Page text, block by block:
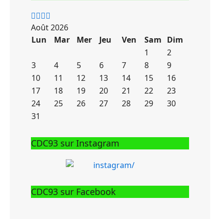
Année
précédente
Mois
précédent
Année
suivante
Mois
suivant
Août 2026
Lun
Mar Mer Jeu Ven Sam Dim
1
2
3
4 5 6 7 8
9
10
11 12 13 14 15
16
17
18 19 20 21 22
23
24
25 26 27 28 29
30
31
CDC93 sur Instagram
CDC93 sur Facebook